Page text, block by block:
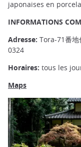
japonaises en
INFORMATIONS
Adresse: Tora-71番
0324
Horaires: tous les
Maps